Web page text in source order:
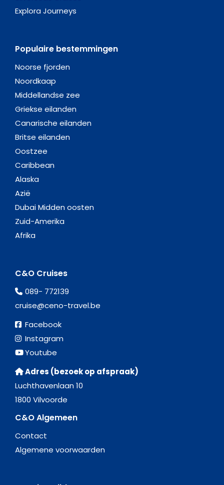
Explora Journeys
Populaire bestemmingen
Noorse fjorden
Noordkaap
Middellandse zee
Griekse eilanden
Canarische eilanden
Britse eilanden
Oostzee
Caribbean
Alaska
Azië
Dubai Midden oosten
Zuid-Amerika
Afrika
C&O Cruises
089- 772139
cruise@ceno-travel.be
Facebook
Instagram
Youtube
Adres (bezoek op afspraak)
Luchthavenlaan 10
1800 Vilvoorde
C&O Algemeen
Contact
Algemene voorwaarden